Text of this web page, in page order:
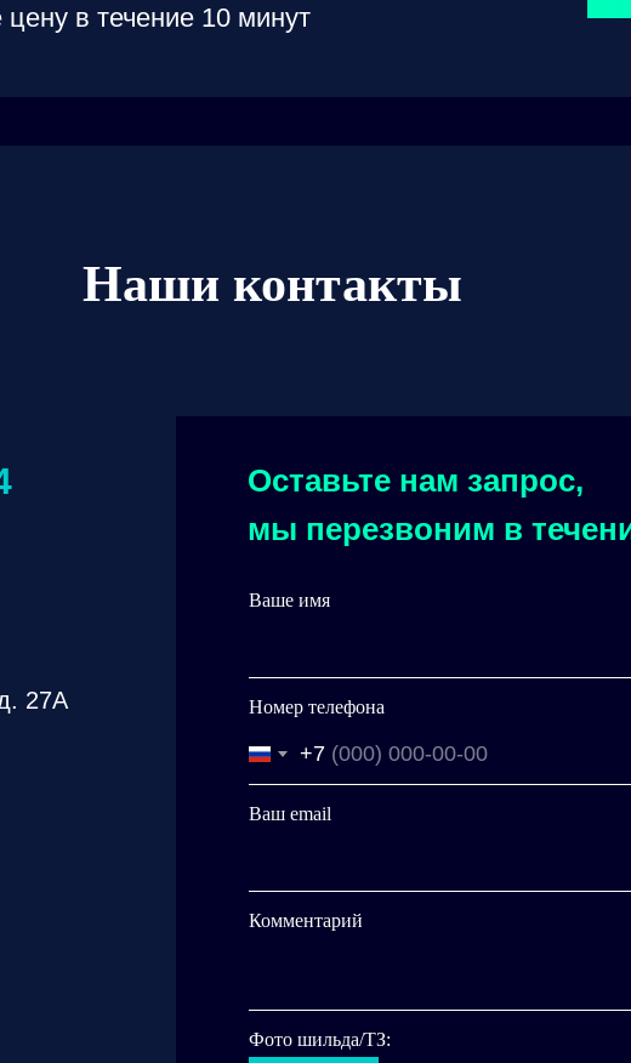
в течение 10 минут
Наши контакты
Оставьте нам запрос,
мы перезвоним в
Ваше имя
Номер телефона
+7
Ваш email
Комментарий
Фото шильда/ТЗ:
27А